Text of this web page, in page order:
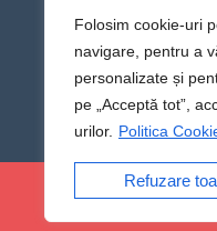
Folosim cookie-uri
navigare, pentru a
personalizate și
pe „Acceptă tot”,
urilor. Politica
Refuzare
@Sens TV